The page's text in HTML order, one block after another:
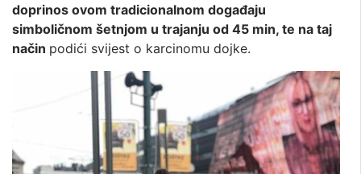
doprinos ovom tradicionalnom događaju
simboličnom šetnjom u trajanju od 45 min, te na taj
način podići svijest o karcinomu dojke.